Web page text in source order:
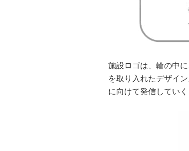
施設ロゴは、輪の中
を取り入れたデザイ
に向けて発信してい